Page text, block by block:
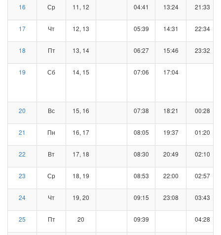
16 Ср 11, 12 04:41 13:24 21:33
17 Чт 12, 13 05:39 14:31 22:34
18 Пт 13, 14 06:27 15:46 23:32
19 Сб 14, 15 07:06 17:04
20 Вс 15, 16 07:38 18:21 00:28
21 Пн 16, 17 08:05 19:37 01:20
22 Вт 17, 18 08:30 20:49 02:10
23 Ср 18, 19 08:53 22:00 02:57
24 Чт 19, 20 09:15 23:08 03:43
25 Пт 20 09:39 04:28